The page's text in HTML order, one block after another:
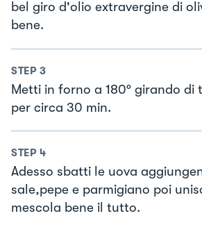
bel giro d'olio extravergine di
bene.
STEP 3
Metti in forno a 180° girando
per circa 30 min.
STEP 4
Adesso sbatti le uova
sale,pepe e parmigiano poi
mescola bene il tutto.